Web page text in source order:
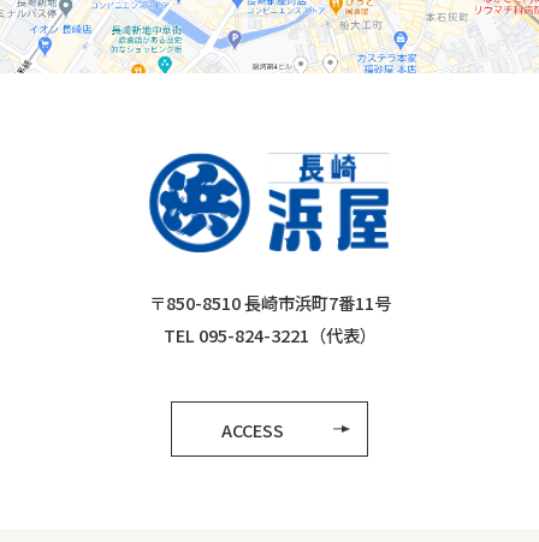
〒850-8510 長崎市浜町7番11号
TEL 095-824-3221（代表）
ACCESS